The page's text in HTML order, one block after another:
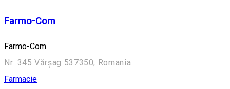
Farmo-Com
Farmo-Com
Nr .345 Vărșag 537350, Romania
Farmacie